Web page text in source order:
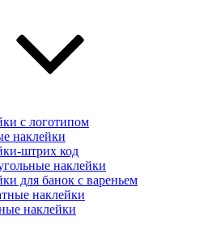
с логотипом
наклейки
штрих код
наклейки
для банок с вареньем
наклейки
наклейки